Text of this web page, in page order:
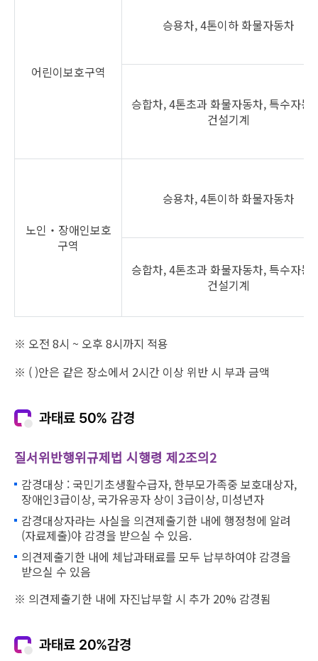
어린이보호구역
승용차, 4톤이하 화물자동차
승합차, 4톤초과 화물자동차, 특수자동
건설기계
노인‧장애인보호
구역
승용차, 4톤이하 화물자동차
승합차, 4톤초과 화물자동차, 특수자동
건설기계
※ 오전 8시 ~ 오후 8시까지 적용
※ ( )안은 같은 장소에서 2시간 이상 위반 시 부과 금액
과태료 50% 감경
질서위반행위규제법 시행령 제2조의2
감경대상 : 국민기초생활수급자, 한부모가족중 보호대상자,
장애인3급이상, 국가유공자 상이 3급이상, 미성년자
감경대상자라는 사실을 의견제출기한 내에 행정청에 알려
(자료제출)야 감경을 받으실 수 있음.
의견제출기한 내에 체납과태료를 모두 납부하여야 감경을
받으실 수 있음
※ 의견제출기한 내에 자진납부할 시 추가 20% 감경됨
과태료 20%감경